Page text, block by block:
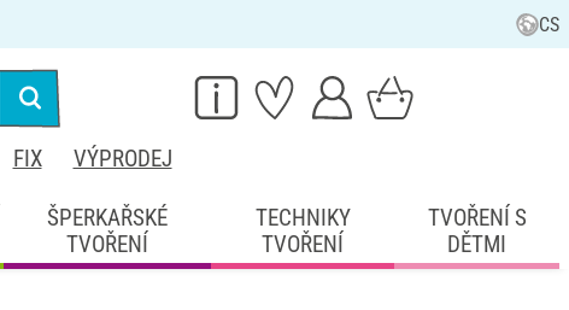
CS
FIX VÝPRODEJ
ŠPERKAŘSKÉ
TVOŘENÍ
TECHNIKY
TVOŘENÍ
TVOŘENÍ S
DĚTMI